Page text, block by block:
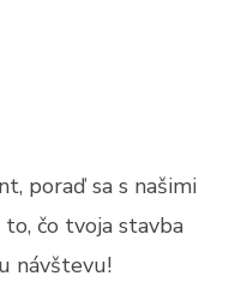
poraď sa s našimi
čo tvoja stavba
návštevu!